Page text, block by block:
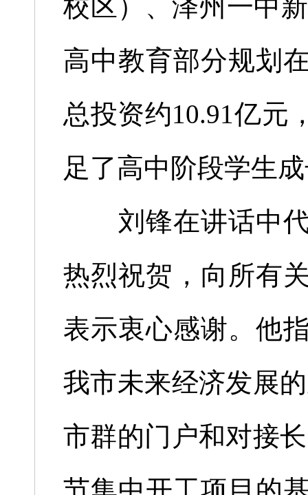
校区）、泽州一中
高中教育部分规划
总投资约10.91亿元
足了高中阶段学生
刘锋在讲话中代
热烈祝贺，向所有
表示衷心感谢。他
我市未来经济发展
市群的门户和对接